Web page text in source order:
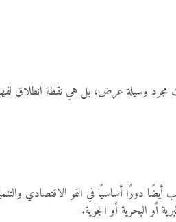
مجرد وسيلة عرض، بل هي نقطة انطلاق
دورًا أساسيًا في النمو الاقتصادي
أو البحرية أو الجوية.